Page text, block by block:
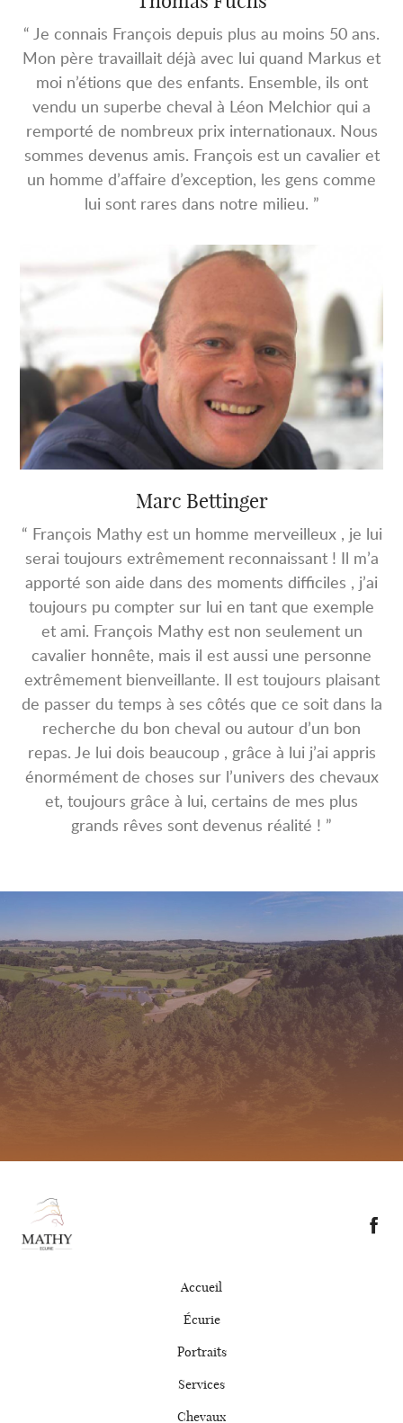
“ Je connais François depuis plus au moins 50 ans.
Mon père travaillait déjà avec lui quand Markus et
moi n’étions que des enfants. Ensemble, ils ont
vendu un superbe cheval à Léon Melchior qui a
remporté de nombreux prix internationaux. Nous
sommes devenus amis. François est un cavalier et
un homme d’affaire d’exception, les gens comme
lui sont rares dans notre milieu. ”
Marc Bettinger
“ François Mathy est un homme merveilleux , je lui
serai toujours extrêmement reconnaissant ! Il m’a
apporté son aide dans des moments difficiles , j’ai
toujours pu compter sur lui en tant que exemple
et ami. François Mathy est non seulement un
cavalier honnête, mais il est aussi une personne
extrêmement bienveillante. Il est toujours plaisant
de passer du temps à ses côtés que ce soit dans la
recherche du bon cheval ou autour d’un bon
repas. Je lui dois beaucoup , grâce à lui j’ai appris
énormément de choses sur l’univers des chevaux
et, toujours grâce à lui, certains de mes plus
grands rêves sont devenus réalité ! ”
Accueil
Écurie
Portraits
Services
Chevaux